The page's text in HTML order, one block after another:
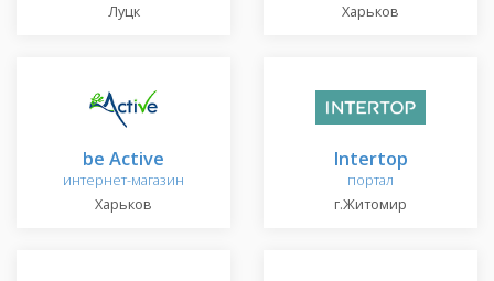
Луцк
Харьков
be Active
интернет-магазин
Харьков
Intertop
портал
г.Житомир